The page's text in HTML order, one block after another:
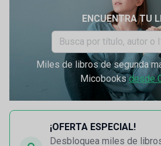
ENCUENTRA TU
Miles de libros de segunda
Micobooksdesde
¡OFERTA ESPECIAL!
Desbloquea miles de